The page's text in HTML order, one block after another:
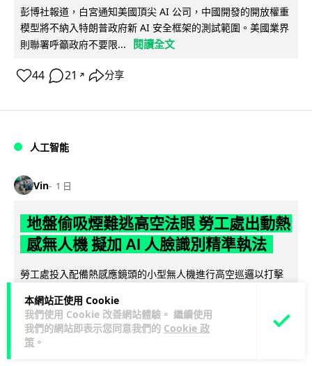
本網站正使用 Cookie
我們使用 Cookie 改善網站體驗。 繼續使用
我們的網站即表示您同意我們的 Cookie 政
策 。
彭博社報道，白宮通知美國頂尖 AI 公司，中國開發的開放權重
模型將不納入特朗普政府新 AI 安全框架的測試範圍。美國業界
則聯署呼籲政府不要限...
閱讀全文
44 21 ↗ 分享
人工智能
Vin 1 日
地盤偷吸煙難逃高空法眼 勞工處出動熱
感無人機 擬加 AI 人臉識別精準執法
勞工處投入配備熱感應鏡頭的小型無人機進行高空巡邏以打擊
分析功能，結合三大技術進一...
閱讀全文
246 55 分享